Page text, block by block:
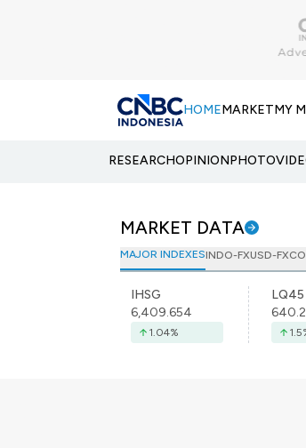
HOMEMARKETMY
RESEARCHOPINIONPHOTO
MARKET DATA
MAJOR INDEXESINDO-FXUSD-FX
IHSG
6,409.654
1.04%
LQ45
1.5